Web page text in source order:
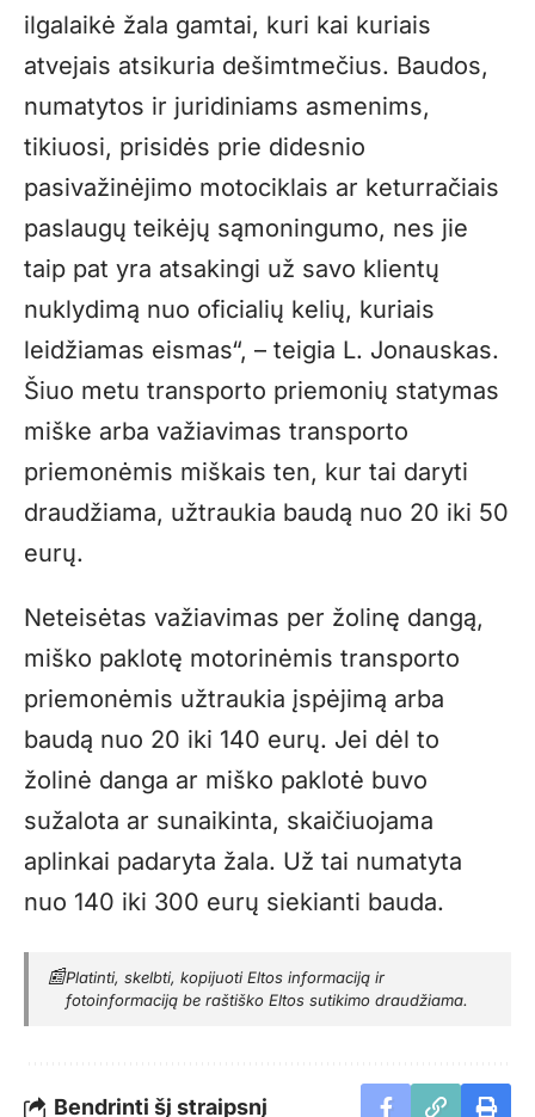
ilgalaikė žala gamtai, kuri kai kuriais
atvejais atsikuria dešimtmečius. Baudos,
numatytos ir juridiniams asmenims,
tikiuosi, prisidės prie didesnio
pasivažinėjimo motociklais ar keturračiais
paslaugų teikėjų sąmoningumo, nes jie
taip pat yra atsakingi už savo klientų
nuklydimą nuo oficialių kelių, kuriais
leidžiamas eismas“, – teigia L. Jonauskas.
Šiuo metu transporto priemonių statymas
miške arba važiavimas transporto
priemonėmis miškais ten, kur tai daryti
draudžiama, užtraukia baudą nuo 20 iki 50
eurų.
Neteisėtas važiavimas per žolinę dangą,
miško paklotę motorinėmis transporto
priemonėmis užtraukia įspėjimą arba
baudą nuo 20 iki 140 eurų. Jei dėl to
žolinė danga ar miško paklotė buvo
sužalota ar sunaikinta, skaičiuojama
aplinkai padaryta žala. Už tai numatyta
nuo 140 iki 300 eurų siekianti bauda.
📰Platinti, skelbti, kopijuoti Eltos informaciją ir
fotoinformaciją be raštiško Eltos sutikimo draudžiama.
Bendrinti šį straipsnį